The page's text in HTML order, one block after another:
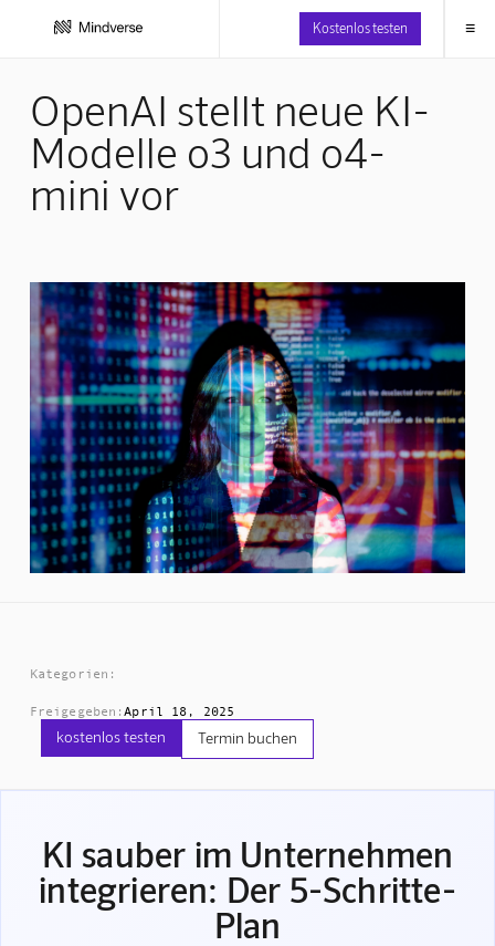
Kostenlos testen ≡
OpenAI stellt neue KI-
Modelle o3 und o4-
mini vor
Kategorien:
Freigegeben:April 18, 2025
kostenlos testen Termin buchen
KI sauber im Unternehmen
integrieren: Der 5-Schritte-
Plan